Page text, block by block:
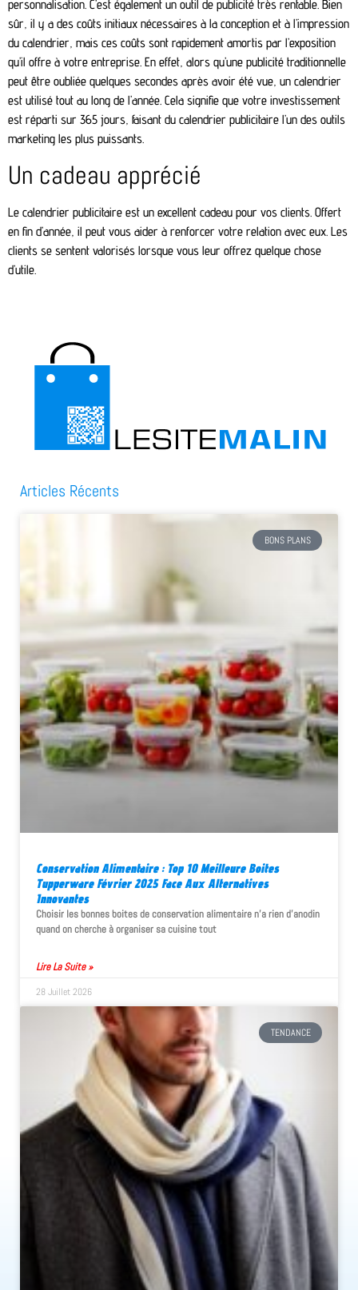
personnalisation. C’est également un outil de publicité très rentable. Bien
sûr, il y a des coûts initiaux nécessaires à la conception et à l’impression
du calendrier, mais ces coûts sont rapidement amortis par l’exposition
qu’il offre à votre entreprise. En effet, alors qu’une publicité traditionnelle
peut être oubliée quelques secondes après avoir été vue, un calendrier
est utilisé tout au long de l’année. Cela signifie que votre investissement
est réparti sur 365 jours, faisant du calendrier publicitaire l’un des outils
marketing les plus puissants.
Un cadeau apprécié
Le calendrier publicitaire est un excellent cadeau pour vos clients. Offert
en fin d’année, il peut vous aider à renforcer votre relation avec eux. Les
clients se sentent valorisés lorsque vous leur offrez quelque chose
d’utile.
Articles Récents
BONS PLANS
Conservation Alimentaire : Top 10 Meilleure Boites
Tupperware Février 2025 Face Aux Alternatives
Innovantes
Choisir les bonnes boites de conservation alimentaire n'a rien d'anodin
quand on cherche à organiser sa cuisine tout
Lire La Suite »
28 Juillet 2026
TENDANCE